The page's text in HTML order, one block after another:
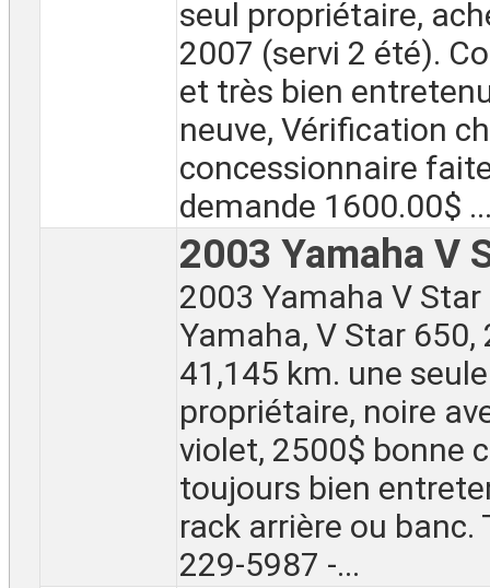
seul propriétaire,
2007 (servi 2 été).
et très bien
neuve, Vérification
concessionnaire
demande 1600.00$
2003 Yamaha V
2003 Yamaha V Star
Yamaha, V Star 650,
41,145 km. une seule
propriétaire, noire
violet, 2500$ bonne
toujours bien
rack arrière ou banc.
229-5987 -...